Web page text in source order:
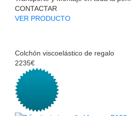
CONTACTAR
VER PRODUCTO
Colchón viscoelástico de regalo
2235€